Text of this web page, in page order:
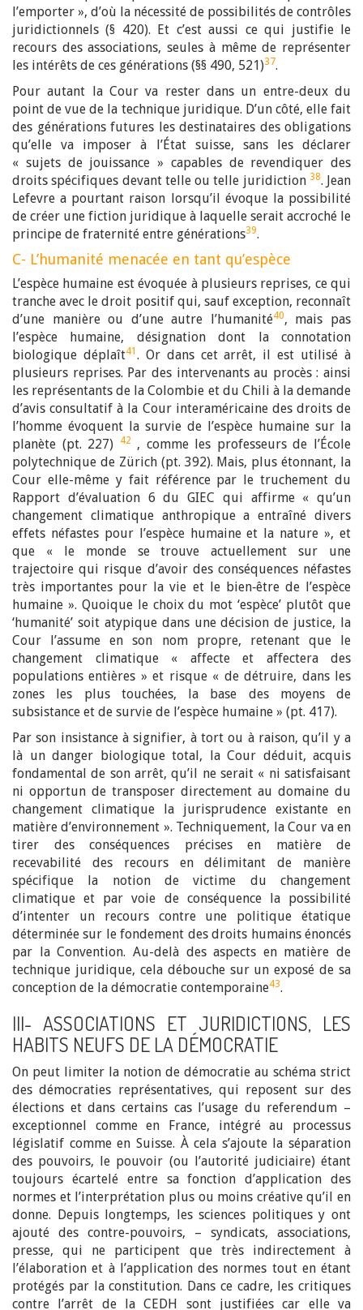
l’emporter », d’où la nécessité de possibilités de contrôles
juridictionnels (§ 420). Et c’est aussi ce qui justifie le
recours des associations, seules à même de représenter
les intérêts de ces générations (§§ 490, 521)37.
Pour autant la Cour va rester dans un entre-deux du
point de vue de la technique juridique. D’un côté, elle fait
des générations futures les destinataires des obligations
qu’elle va imposer à l’État suisse, sans les déclarer
« sujets de jouissance » capables de revendiquer des
droits spécifiques devant telle ou telle juridiction 38. Jean
Lefevre a pourtant raison lorsqu’il évoque la possibilité
de créer une fiction juridique à laquelle serait accroché le
principe de fraternité entre générations39.
C- L’humanité menacée en tant qu’espèce
L’espèce humaine est évoquée à plusieurs reprises, ce qui
tranche avec le droit positif qui, sauf exception, reconnaît
d’une manière ou d’une autre l’humanité40, mais pas
l’espèce humaine, désignation dont la connotation
biologique déplaît41 . Or dans cet arrêt, il est utilisé à
plusieurs reprises. Par des intervenants au procès : ainsi
les représentants de la Colombie et du Chili à la demande
d’avis consultatif à la Cour interaméricaine des droits de
l’homme évoquent la survie de l’espèce humaine sur la
planète (pt. 227)
42
, comme les professeurs de l’École
polytechnique de Zürich (pt. 392). Mais, plus étonnant, la
Cour elle-même y fait référence par le truchement du
Rapport d’évaluation 6 du GIEC qui affirme « qu’un
changement climatique anthropique a entraîné divers
effets néfastes pour l’espèce humaine et la nature », et
que « le monde se trouve actuellement sur une
trajectoire qui risque d’avoir des conséquences néfastes
très importantes pour la vie et le bien‑être de l’espèce
humaine ». Quoique le choix du mot ‘espèce’ plutôt que
‘humanité’ soit atypique dans une décision de justice, la
Cour l’assume en son nom propre, retenant que le
changement climatique « affecte et affectera des
populations entières » et risque « de détruire, dans les
zones les plus touchées, la base des moyens de
subsistance et de survie de l’espèce humaine » (pt. 417).
Par son insistance à signifier, à tort ou à raison, qu’il y a
là un danger biologique total, la Cour déduit, acquis
fondamental de son arrêt, qu’il ne serait « ni satisfaisant
ni opportun de transposer directement au domaine du
changement climatique la jurisprudence existante en
matière d’environnement ». Techniquement, la Cour va en
tirer des conséquences précises en matière de
recevabilité des recours en délimitant de manière
spécifique la notion de victime du changement
climatique et par voie de conséquence la possibilité
d’intenter un recours contre une politique étatique
déterminée sur le fondement des droits humains énoncés
par la Convention. Au-delà des aspects en matière de
technique juridique, cela débouche sur un exposé de sa
conception de la démocratie contemporaine43.
III- ASSOCIATIONS ET JURIDICTIONS, LES
HABITS NEUFS DE LA DÉMOCRATIE
On peut limiter la notion de démocratie au schéma strict
des démocraties représentatives, qui reposent sur des
élections et dans certains cas l’usage du referendum –
exceptionnel comme en France, intégré au processus
législatif comme en Suisse. À cela s’ajoute la séparation
des pouvoirs, le pouvoir (ou l’autorité judiciaire) étant
toujours écartelé entre sa fonction d’application des
normes et l’interprétation plus ou moins créative qu’il en
donne. Depuis longtemps, les sciences politiques y ont
ajouté des contre-pouvoirs, – syndicats, associations,
presse, qui ne participent que très indirectement à
l’élaboration et à l’application des normes tout en étant
protégés par la constitution. Dans ce cadre, les critiques
contre l’arrêt de la CEDH sont justifiées car elle va